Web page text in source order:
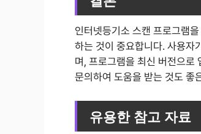
인터넷등기소 스캔 프로그램
하는 것이 중요합니다. 사용자
며, 프로그램을 최신 버전으로
문의하여 도움을 받는 것도 좋
유용한 참고 자료